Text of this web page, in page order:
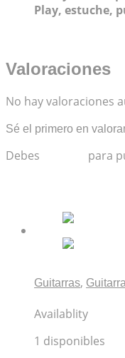
Play, estuche,
Valoraciones
No hay valoraciones
Sé el primero en
Debes para
Guitarras,
Availablity
1 disponibles